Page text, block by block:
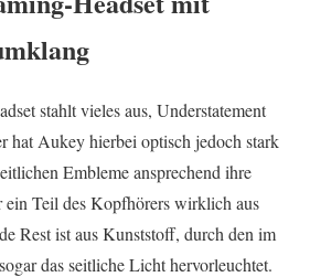
stahlt vieles aus, Understatement
hat Aukey hierbei optisch jedoch stark
Embleme ansprechend ihre
ein Teil des Kopfhörers wirklich aus
Rest ist aus Kunststoff, durch den im
das seitliche Licht hervorleuchtet.